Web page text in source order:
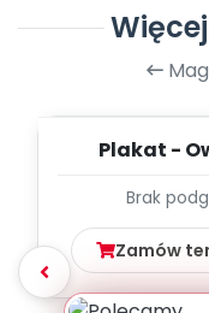
Plakat -
Brak
Zamów